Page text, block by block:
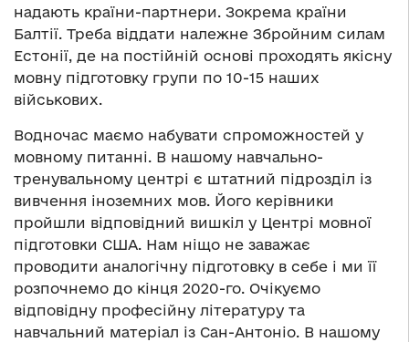
надають країни-партнери. Зокрема країни
Балтії. Треба віддати належне Збройним силам
Естонії, де на постійній основі проходять якісну
мовну підготовку групи по 10-15 наших
військових.
Водночас маємо набувати спроможностей у
мовному питанні. В нашому навчально-
тренувальному центрі є штатний підрозділ із
вивчення іноземних мов. Його керівники
пройшли відповідний вишкіл у Центрі мовної
підготовки США. Нам ніщо не заважає
проводити аналогічну підготовку в себе і ми її
розпочнемо до кінця 2020-го. Очікуємо
відповідну професійну літературу та
навчальний матеріал із Сан-Антоніо. В нашому